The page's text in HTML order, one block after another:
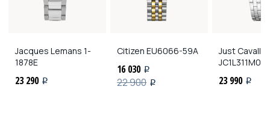
Jacques Lemans 1-
1878E
23 290 i
Citizen EU6066-59A
16 030 i
22 900 i
Just Cavalli
23 990 i